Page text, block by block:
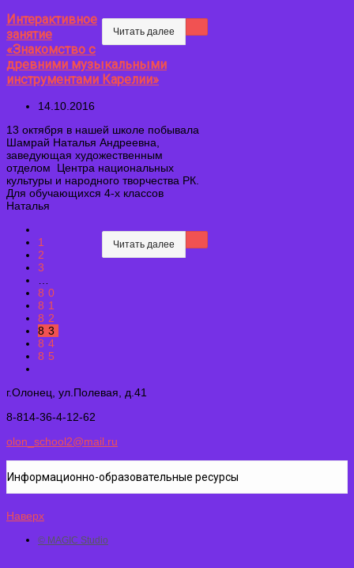
Читать далее
Интерактивное
занятие
«Знакомство с
древними музыкальными
инструментами Карелии»
14.10.2016
13 октября в нашей школе побывала
Шамрай Наталья Андреевна,
заведующая художественным
отделом Центра национальных
культуры и народного творчества РК.
Для обучающихся 4-х классов
Наталья
Читать далее
1
2
3
…
80
81
82
83
84
85
г.Олонец, ул.Полевая, д.41
8-814-36-4-12-62
olon_school2@mail.ru
Информационно-образовательные ресурсы
Наверх
© MAGIC Studio